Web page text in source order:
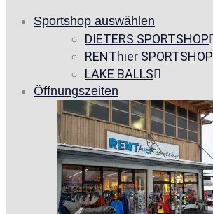
Sportshop auswählen
DIETERS SPORTSHOP
RENThier SPORTSHOP
LAKE BALLS
Öffnungszeiten